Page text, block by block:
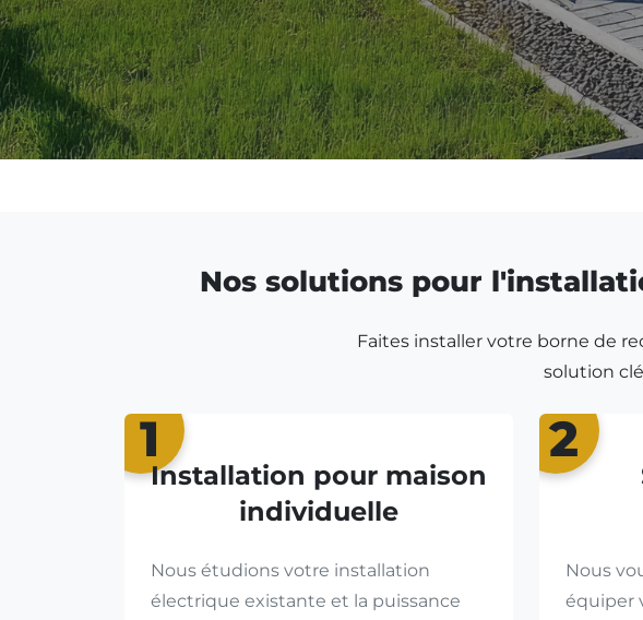
Nos solutions pour
Faites installer votre borne de
solution
1
Installation pour maison
individuelle
Nous étudions votre installation
électrique existante et la puissance
2
Nous
équiper